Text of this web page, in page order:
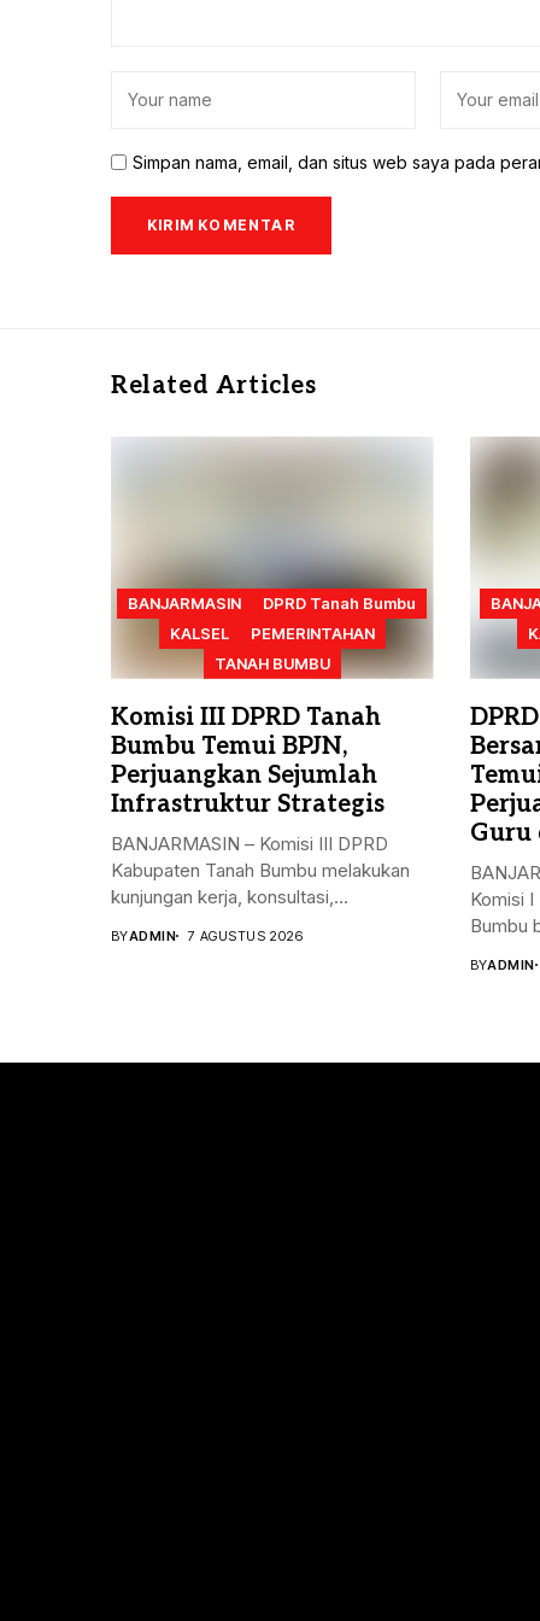
Simpan nama, email, dan situs web saya pada
Related Articles
BANJARMASIN
DPRD Tanah Bumbu
KALSEL
PEMERINTAHAN
TANAH BUMBU
Komisi III DPRD Tanah
Bumbu Temui BPJN,
Perjuangkan Sejumlah
Infrastruktur Strategis
BANJARMASIN – Komisi III DPRD
Kabupaten Tanah Bumbu melakukan
kunjungan kerja, konsultasi,...
BYADMIN 7 AGUSTUS 2026
Guru
Komisi I
Bumbu
BYADMIN